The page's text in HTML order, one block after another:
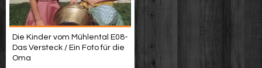
Die Kinder vom Mühlental E08-
Das Versteck /​ Ein Foto für die
Oma